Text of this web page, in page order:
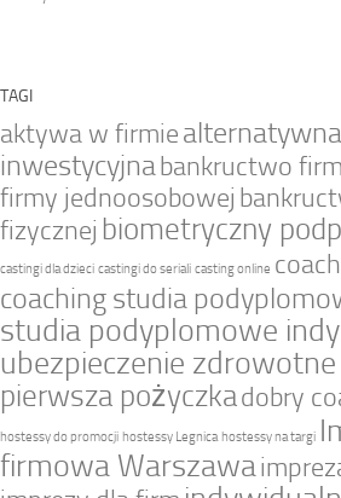
TAGI
aktywa w firmie
inwestycyjnabankructwo
firmy jednoosobowej
fizycznej biometryczny
castingi dla dzieci castingi do seriali casting online
coaching studia
studia podyplomowe
ubezpieczenie zdrowotne
pierwsza pożyczkadobry
hostessy do promocji hostessy Legnica hostessy na targi
firmowa Warszawa